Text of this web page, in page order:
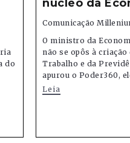
do
núcleo da
Comunicação
O ministro da
não se opôs à
Trabalho e da
apurou o Poder360,
Leia